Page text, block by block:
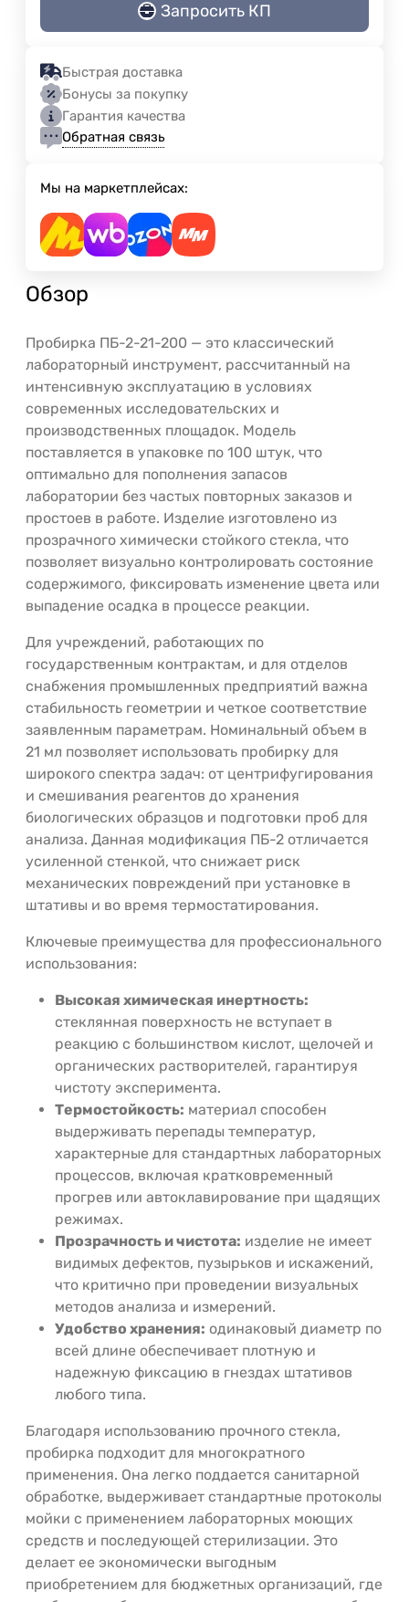
Запросить КП
Быстрая доставка
Бонусы за покупку
Гарантия качества
Обратная связь
Мы на маркетплейсах:
Обзор
Пробирка ПБ-2-21-200 — это классический
лабораторный инструмент, рассчитанный на
интенсивную эксплуатацию в условиях
современных исследовательских и
производственных площадок. Модель
поставляется в упаковке по 100 штук, что
оптимально для пополнения запасов
лаборатории без частых повторных заказов и
простоев в работе. Изделие изготовлено из
прозрачного химически стойкого стекла, что
позволяет визуально контролировать состояние
содержимого, фиксировать изменение цвета или
выпадение осадка в процессе реакции.
Для учреждений, работающих по
государственным контрактам, и для отделов
снабжения промышленных предприятий важна
стабильность геометрии и четкое соответствие
заявленным параметрам. Номинальный объем в
21 мл позволяет использовать пробирку для
широкого спектра задач: от центрифугирования
и смешивания реагентов до хранения
биологических образцов и подготовки проб для
анализа. Данная модификация ПБ-2 отличается
усиленной стенкой, что снижает риск
механических повреждений при установке в
штативы и во время термостатирования.
Ключевые преимущества для профессионального
использования:
Высокая химическая инертность:
стеклянная поверхность не вступает в
реакцию с большинством кислот, щелочей и
органических растворителей, гарантируя
чистоту эксперимента.
Термостойкость: материал способен
выдерживать перепады температур,
характерные для стандартных лабораторных
процессов, включая кратковременный
прогрев или автоклавирование при щадящих
режимах.
Прозрачность и чистота: изделие не имеет
видимых дефектов, пузырьков и искажений,
что критично при проведении визуальных
методов анализа и измерений.
Удобство хранения: одинаковый диаметр по
всей длине обеспечивает плотную и
надежную фиксацию в гнездах штативов
любого типа.
Благодаря использованию прочного стекла,
пробирка подходит для многократного
применения. Она легко поддается санитарной
обработке, выдерживает стандартные протоколы
мойки с применением лабораторных моющих
средств и последующей стерилизации. Это
делает ее экономически выгодным
приобретением для бюджетных организаций, где